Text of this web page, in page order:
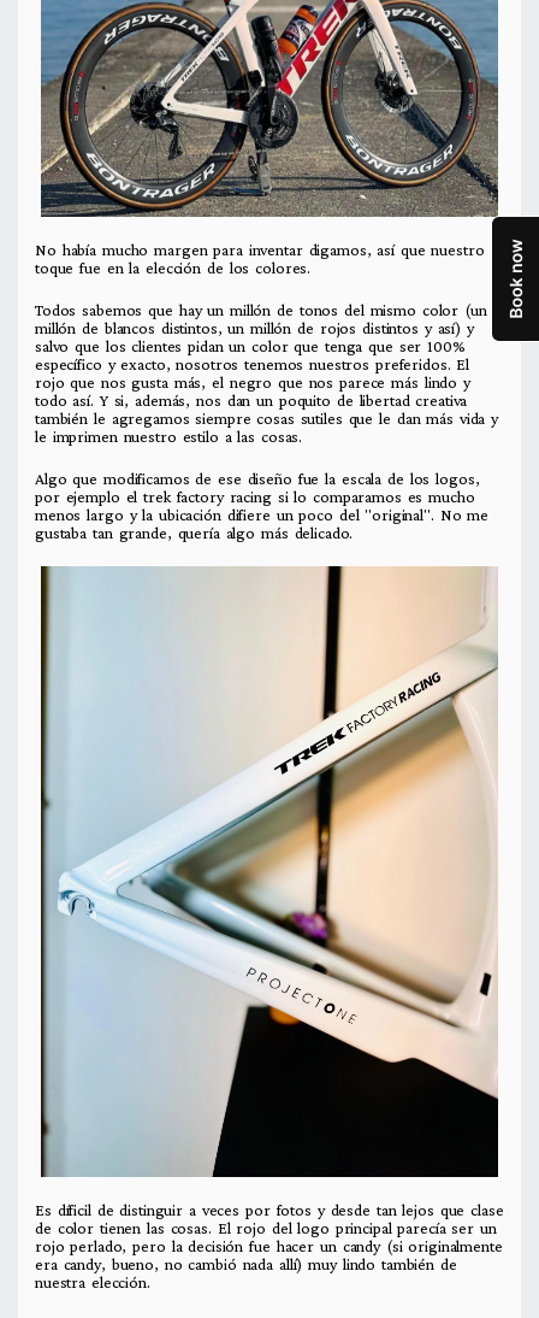
No había mucho margen para inventar digamos, así que nuestro
toque fue en la elección de los colores.
Todos sabemos que hay un millón de tonos del mismo color (un
millón de blancos distintos, un millón de rojos distintos y así) y
salvo que los clientes pidan un color que tenga que ser 100%
específico y exacto, nosotros tenemos nuestros preferidos. El
rojo que nos gusta más, el negro que nos parece más lindo y
todo así. Y si, además, nos dan un poquito de libertad creativa
también le agregamos siempre cosas sutiles que le dan más vida y
le imprimen nuestro estilo a las cosas.
Algo que modificamos de ese diseño fue la escala de los logos,
por ejemplo el trek factory racing si lo comparamos es mucho
menos largo y la ubicación difiere un poco del "original". No me
gustaba tan grande, quería algo más delicado.
Es díficil de distinguir a veces por fotos y desde tan lejos que clase
de color tienen las cosas. El rojo del logo principal parecía ser un
rojo perlado, pero la decisión fue hacer un candy (si originalmente
era candy, bueno, no cambió nada allí) muy lindo también de
nuestra elección.